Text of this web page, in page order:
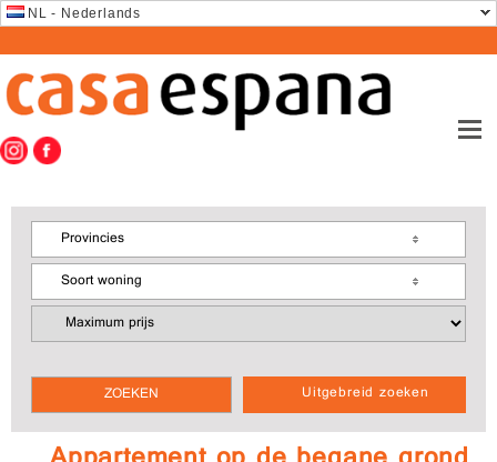
NL - Nederlands
Uitgebreid zoeken
Provincies
Soort woning